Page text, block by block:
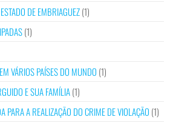
DE EMBRIAGUEZ(1)
(1)
VÁRIOS PAÍSES DO MUNDO (1)
E SUA FAMÍLIA(1)
PARA A REALIZAÇÃO DO CRIME DE VIOLAÇÃO (1)